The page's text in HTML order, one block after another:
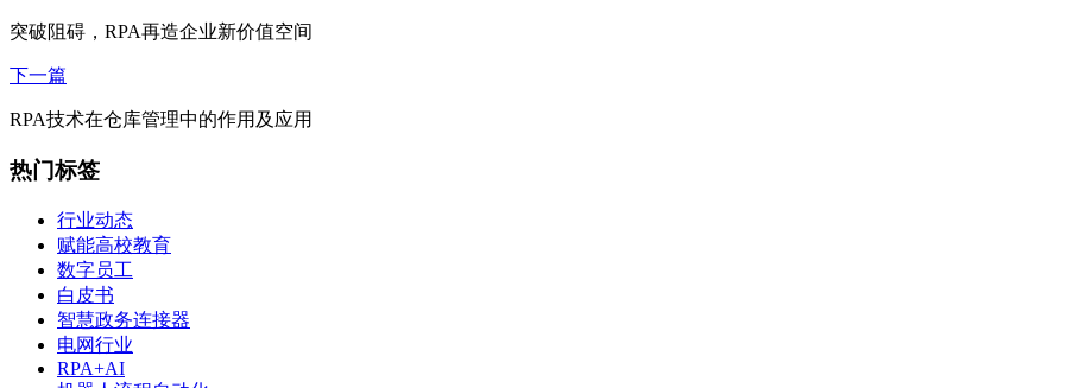
突破阻碍，RPA再造企业新价值空间
下一篇
RPA技术在仓库管理中的作用及应用
热门标签
行业动态
赋能高校教育
数字员工
白皮书
智慧政务连接器
电网行业
RPA+AI